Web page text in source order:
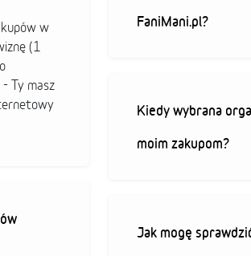
w
(1
Ty masz
FaniMani.pl?
Kiedy wybrana
moim zakupom?
Jak mogę